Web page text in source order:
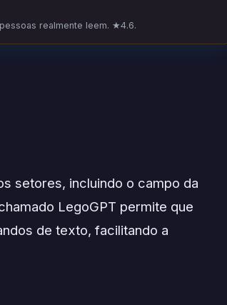
realmente leem. ★4.6.
setores, incluindo o campo da
LegoGPT permite que
de texto, facilitando a